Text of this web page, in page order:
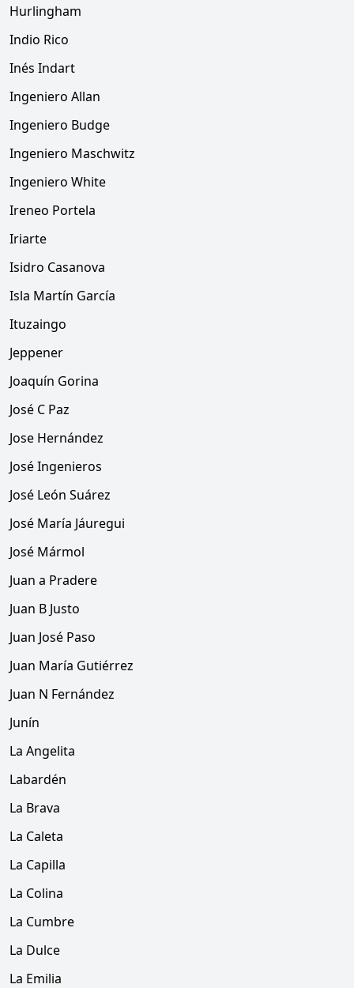
Hurlingham
Indio Rico
Inés Indart
Ingeniero Allan
Ingeniero Budge
Ingeniero Maschwitz
Ingeniero White
Ireneo Portela
Iriarte
Isidro Casanova
Isla Martín García
Ituzaingo
Jeppener
Joaquín Gorina
José C Paz
Jose Hernández
José Ingenieros
José León Suárez
José María Jáuregui
José Mármol
Juan a Pradere
Juan B Justo
Juan José Paso
Juan María Gutiérrez
Juan N Fernández
Junín
La Angelita
Labardén
La Brava
La Caleta
La Capilla
La Colina
La Cumbre
La Dulce
La Emilia